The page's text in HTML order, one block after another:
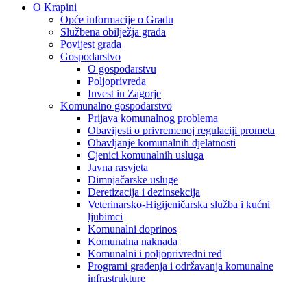
O Krapini
Opće informacije o Gradu
Službena obilježja grada
Povijest grada
Gospodarstvo
O gospodarstvu
Poljoprivreda
Invest in Zagorje
Komunalno gospodarstvo
Prijava komunalnog problema
Obavijesti o privremenoj regulaciji prometa
Obavljanje komunalnih djelatnosti
Cjenici komunalnih usluga
Javna rasvjeta
Dimnjačarske usluge
Deretizacija i dezinsekcija
Veterinarsko-Higijeničarska služba i kućni
ljubimci
Komunalni doprinos
Komunalna naknada
Komunalni i poljoprivredni red
Programi građenja i održavanja komunalne
infrastrukture